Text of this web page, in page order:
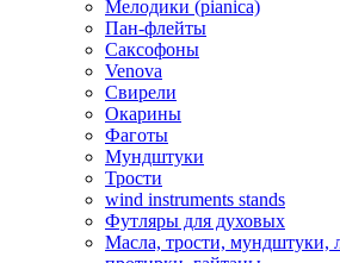
Мелодики (pianica)
Пан-флейты
Саксофоны
Venova
Свирели
Окарины
Фаготы
Мундштуки
Трости
wind instruments stands
Футляры для духовых
Масла, трости, мундштуки,